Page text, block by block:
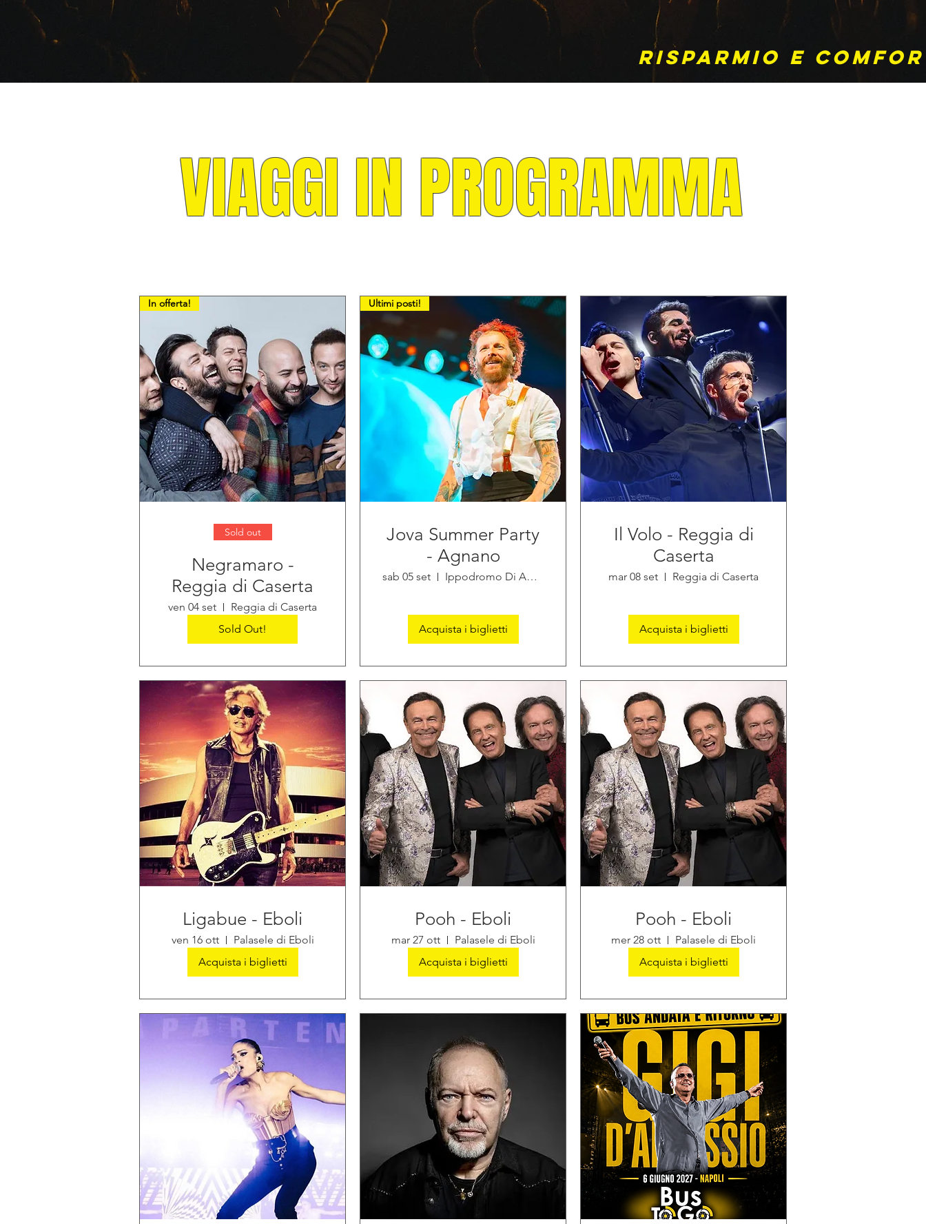
risparmio e
VIAGGI IN PROGRAMMA
In offerta!
Sold out
Negramaro -
Reggia di Caserta
ven 04 set
Reggia di Caserta
Sold Out!
Ultimi posti!
Jova Summer Party
- Agnano
sab 05 set Ippodromo Di Agnano
Acquista i biglietti
Il Volo - Reggia di
Caserta
mar 08 set Reggia di Caserta
Acquista i biglietti
Ligabue - Eboli
ven 16 ott
Palasele di Eboli
Acquista i biglietti
Pooh - Eboli
mar 27 ott
Palasele di Eboli
Acquista i biglietti
Pooh - Eboli
mer 28 ott
Palasele di Eboli
Acquista i biglietti